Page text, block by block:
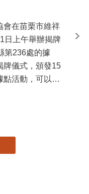
會在苗栗市維祥
日上午舉辦揭牌
第236處的據
牌儀式，頒發15
點活動，可以更
苗